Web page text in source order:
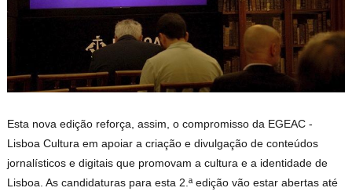
Esta nova edição reforça, assim, o compromisso da EGEAC -
Lisboa Cultura em apoiar a criação e divulgação de conteúdos
jornalísticos e digitais que promovam a cultura e a identidade de
Lisboa. As candidaturas para esta 2.ª edição vão estar abertas até